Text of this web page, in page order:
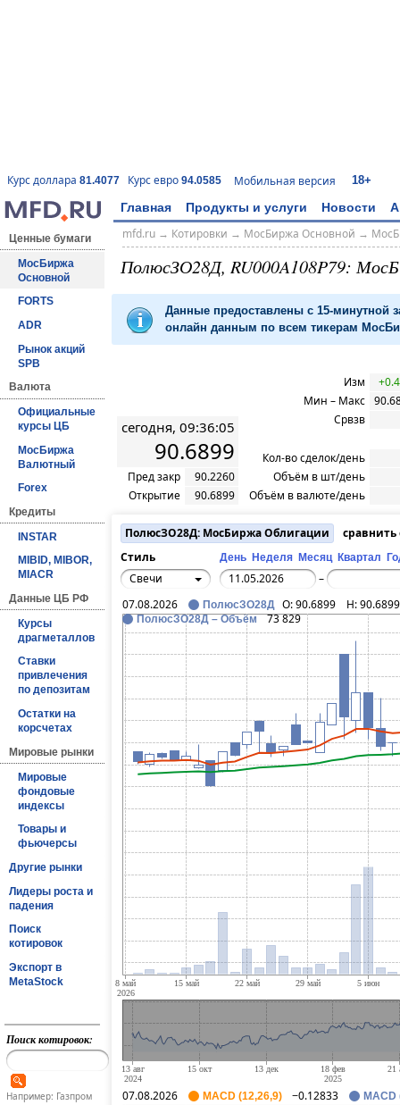
Курс доллара 81.4077 Курс евро 94.0585 Мобильная версия 18+
Главная Продукты и услуги Новости
Ценные бумаги
МосБиржа
Основной
FORTS
ADR
Рынок акций
SPB
Валюта
Официальные
курсы ЦБ
МосБиржа
Валютный
Forex
Кредиты
INSTAR
MIBID, MIBOR,
MIACR
Данные ЦБ РФ
Курсы
драгметаллов
Ставки
привлечения
по депозитам
Остатки на
корсчетах
Мировые рынки
Мировые
фондовые
индексы
Товары и
фьючерсы
Другие рынки
Лидеры роста и
падения
Поиск
котировок
Экспорт в
MetaStock
Поиск котировок:
Например: Газпром
mfd.ru→ Котировки → МосБиржа Основной →
ПолюсЗО28Д, RU000A108P79:
Данные предоставлены с 15-минутной
онлайн данным по всем тикерам
сегодня, 09:36:05
90.6899
Пред закр
90.2260
Открытие
90.6899
Изм
Мин – Макс
Срвзв
Кол-во сделок/день
Объём в шт/день
Объём в валюте/день
ПолюсЗО28Д: МосБиржа Облигации
Стиль
День Неделя Месяц Квартал
Свечи
–
07.08.2026
ПолюсЗО28Д O:90.6899 H:90.6899
ПолюсЗО28Д – Объём 73 829
07.08.2026 MACD (12,26,9) −0.12833 MACD